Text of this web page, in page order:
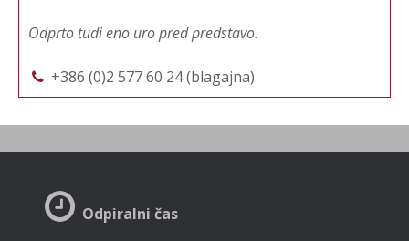
Odprto tudi eno uro pred predstavo.
+386 (0)2 577 60 24 (blagajna)
Odpiralni čas